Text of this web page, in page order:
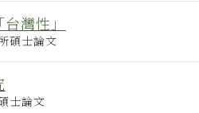
灣性」
碩士論文
士論文